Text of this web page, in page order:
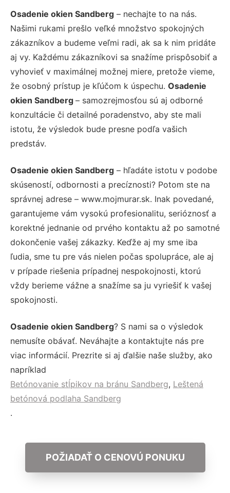
Osadenie okien Sandberg – nechajte to na nás.
Našimi rukami prešlo veľké množstvo spokojných
zákazníkov a budeme veľmi radi, ak sa k nim pridáte
aj vy. Každému zákazníkovi sa snažíme prispôsobiť a
vyhovieť v maximálnej možnej miere, pretože vieme,
že osobný prístup je kľúčom k úspechu. Osadenie
okien Sandberg – samozrejmosťou sú aj odborné
konzultácie či detailné poradenstvo, aby ste mali
istotu, že výsledok bude presne podľa vašich
predstáv.
Osadenie okien Sandberg – hľadáte istotu v podobe
skúseností, odbornosti a precíznosti? Potom ste na
správnej adrese – www.mojmurar.sk. Inak povedané,
garantujeme vám vysokú profesionalitu, serióznosť a
korektné jednanie od prvého kontaktu až po samotné
dokončenie vašej zákazky. Keďže aj my sme iba
ľudia, sme tu pre vás nielen počas spolupráce, ale aj
v prípade riešenia prípadnej nespokojnosti, ktorú
vždy berieme vážne a snažíme sa ju vyriešiť k vašej
spokojnosti.
Osadenie okien Sandberg? S nami sa o výsledok
nemusíte obávať. Neváhajte a kontaktujte nás pre
viac informácií. Prezrite si aj ďalšie naše služby, ako
napríklad
Betónovanie stĺpikov na bránu Sandberg, Leštená
betónová podlaha Sandberg
.
POŽIADAŤ O CENOVÚ PONUKU